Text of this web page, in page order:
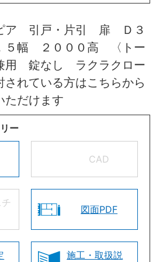
ア 引戸・片引 扉 Ｄ３
５幅 ２０００高 〈トー
用 錠なし ラクラクロー
されている方はこちらから
ただけます
ー
CAD
図面PDF
施工・取扱説